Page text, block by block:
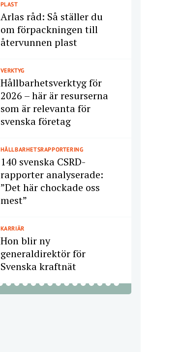
PLAST
Arlas råd: Så ställer du
om förpackningen till
återvunnen plast
VERKTYG
Hållbarhetsverktyg för
2026 – här är resurserna
som är relevanta för
svenska företag
HÅLLBARHETSRAPPORTERING
140 svenska CSRD-
rapporter analyserade:
”Det här chockade oss
mest”
KARRIÄR
Hon blir ny
generaldirektör för
Svenska kraftnät